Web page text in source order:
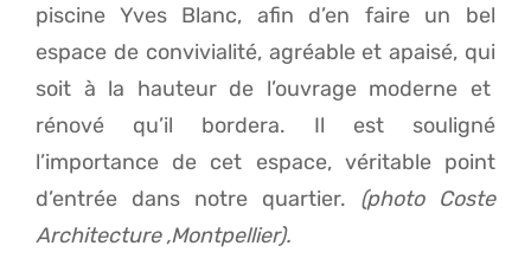
piscine Yves Blanc, afin d’en faire un bel
espace de convivialité, agréable et apaisé, qui
soit à la hauteur de l’ouvrage moderne et
rénové qu’il bordera. Il est souligné
l’importance de cet espace, véritable point
d’entrée dans notre quartier. (photo Coste
Architecture ,Montpellier).